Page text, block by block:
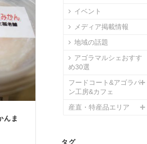
んま
イベント
メディア掲載情報
地域の話題
アゴラマルシェおすす
め30選
フードコート&アゴラパ
ン工房&カフェ
産直・特産品エリア
タグ